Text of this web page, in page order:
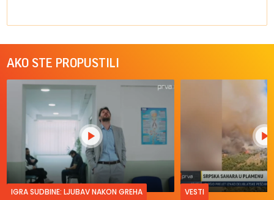
AKO STE PROPUSTILI
IGRA SUDBINE: LJUBAV NAKON GREHA VESTI